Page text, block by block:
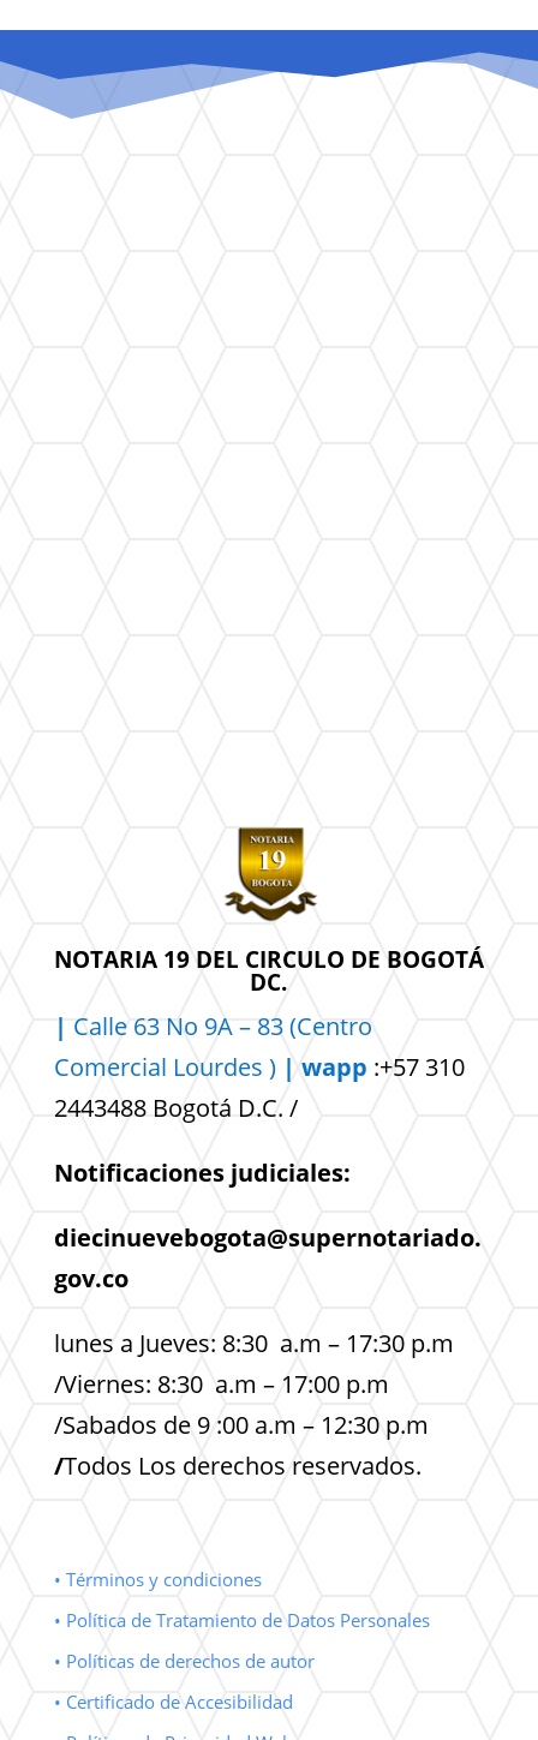
NOTARIA 19 DEL CIRCULO DE BOGOTÁ
DC.
| Calle 63 No 9A – 83 (Centro
Comercial Lourdes ) | wapp :+57 310
2443488 Bogotá D.C. /
Notificaciones judiciales:
diecinuevebogota@supernotariado.
gov.co
lunes a Jueves: 8:30 a.m – 17:30 p.m
/Viernes: 8:30 a.m – 17:00 p.m
/Sabados de 9 :00 a.m – 12:30 p.m
/Todos Los derechos reservados.
• Términos y condiciones
• Política de Tratamiento de Datos Personales
• Políticas de derechos de autor
• Certificado de Accesibilidad